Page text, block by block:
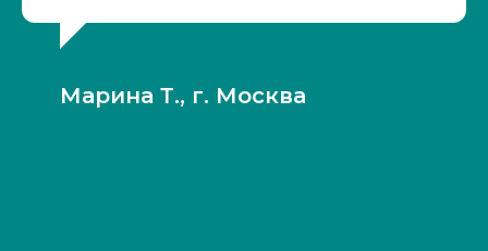
знания по теории
привязанности. Особенное
спасибо за разбор
Марина Т., г. Москва